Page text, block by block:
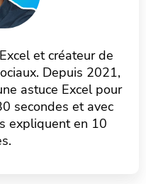
et créateur de
Depuis 2021,
astuce Excel pour
secondes et avec
expliquent en 10